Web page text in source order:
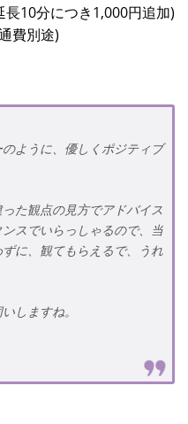
10分につき1,000円追加)
費別途)
ように、優しくポジティブ
た観点の見方でアドバイス
スでいらっしゃるので、当
に、観てもらえるで、うれ
しますね。